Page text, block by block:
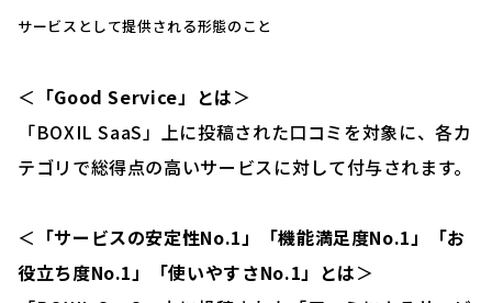
サービスとして提供される形態のこと
＜ 「Good Service」とは＞
「BOXIL SaaS」上に投稿された口コミを対象に、各カ
テゴリで総得点の高いサービスに対して付与されます。
＜ 「サービスの安定性No.1」「機能満足度No.1」「お
役立ち度No.1」「使いやすさNo.1」とは＞